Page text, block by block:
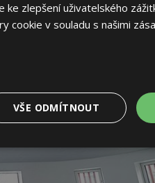
zlepšení uživatelského
v souladu s našimi
VŠE ODMÍTNOUT
cílení Funkční